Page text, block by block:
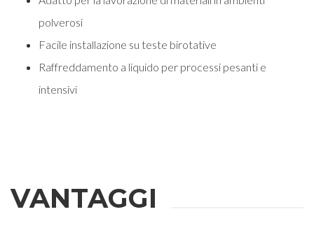
polverosi
Facile installazione su teste birotative
Raffreddamento a liquido per processi pesanti e
intensivi
VANTAGGI